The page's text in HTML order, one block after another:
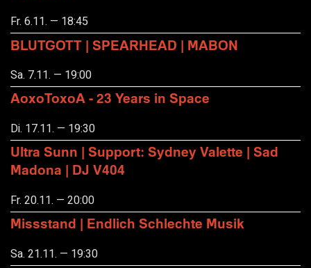
Fr. 6.11. — 18:45
BLUTGOTT | SPEARHEAD | MABON
Sa. 7.11. — 19:00
AoxoToxoA - 23 Years in Space
Di. 17.11. — 19:30
Ultra Sunn | Support: Sydney Valette | Sad
Madona | DJ V404
Fr. 20.11. — 20:00
Missstand | Endlich Schlechte Musik
Sa. 21.11. — 19:30